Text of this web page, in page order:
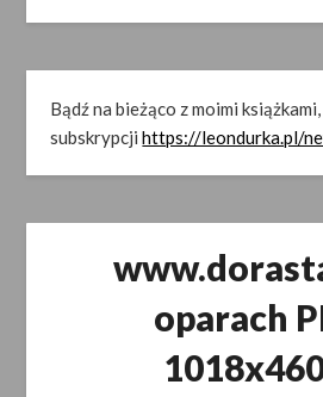
Bądź na bieżąco z moimi
subskrypcjihttps://leondurka.pl/
oparach